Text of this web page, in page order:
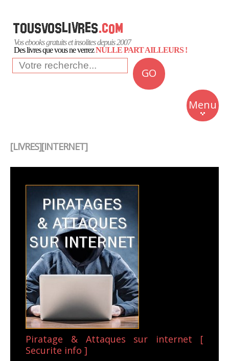
Vos ebooks gratuits et insolites depuis 2007
Des livres que vous ne verrezNULLE PART AILLEURS !
GO
Menu
Insolite
Business
[LIVRES][INTERNET]
Piratage & Attaques sur internet [
Securite info ]